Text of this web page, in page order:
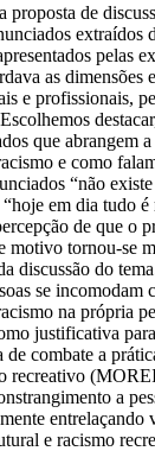
proposta de
extraídos
pelas
as dimensões
e profissionais,
que abrangem
e como
“não
em dia tudo
de que o
motivo tornou-se
discussão do
se incomodam
na própria
justificativa
combate a
recreativo
a
entrelaçando
e racismo